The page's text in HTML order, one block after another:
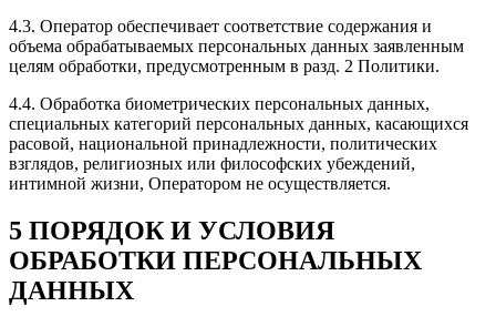
4.3. Оператор обеспечивает соответствие содержания и
объема обрабатываемых персональных данных заявленным
целям обработки, предусмотренным в разд. 2 Политики.
4.4. Обработка биометрических персональных данных,
специальных категорий персональных данных, касающихся
расовой, национальной принадлежности, политических
взглядов, религиозных или философских убеждений,
интимной жизни, Оператором не осуществляется.
5 ПОРЯДОК И УСЛОВИЯ
ОБРАБОТКИ ПЕРСОНАЛЬНЫХ
ДАННЫХ